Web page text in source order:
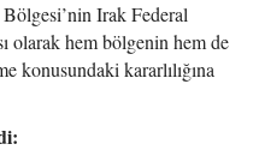
Irak Federal
olarak hem bölgenin hem de
konusundaki kararlılığına